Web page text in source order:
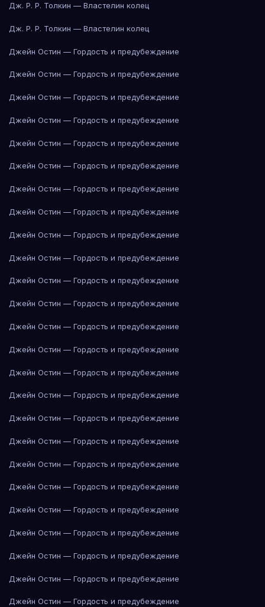
Дж. Р. Р. Толкин — Властелин колец
Дж. Р. Р. Толкин — Властелин колец
Джейн Остин — Гордость и предубеждение
Джейн Остин — Гордость и предубеждение
Джейн Остин — Гордость и предубеждение
Джейн Остин — Гордость и предубеждение
Джейн Остин — Гордость и предубеждение
Джейн Остин — Гордость и предубеждение
Джейн Остин — Гордость и предубеждение
Джейн Остин — Гордость и предубеждение
Джейн Остин — Гордость и предубеждение
Джейн Остин — Гордость и предубеждение
Джейн Остин — Гордость и предубеждение
Джейн Остин — Гордость и предубеждение
Джейн Остин — Гордость и предубеждение
Джейн Остин — Гордость и предубеждение
Джейн Остин — Гордость и предубеждение
Джейн Остин — Гордость и предубеждение
Джейн Остин — Гордость и предубеждение
Джейн Остин — Гордость и предубеждение
Джейн Остин — Гордость и предубеждение
Джейн Остин — Гордость и предубеждение
Джейн Остин — Гордость и предубеждение
Джейн Остин — Гордость и предубеждение
Джейн Остин — Гордость и предубеждение
Джейн Остин — Гордость и предубеждение
Джейн Остин — Гордость и предубеждение